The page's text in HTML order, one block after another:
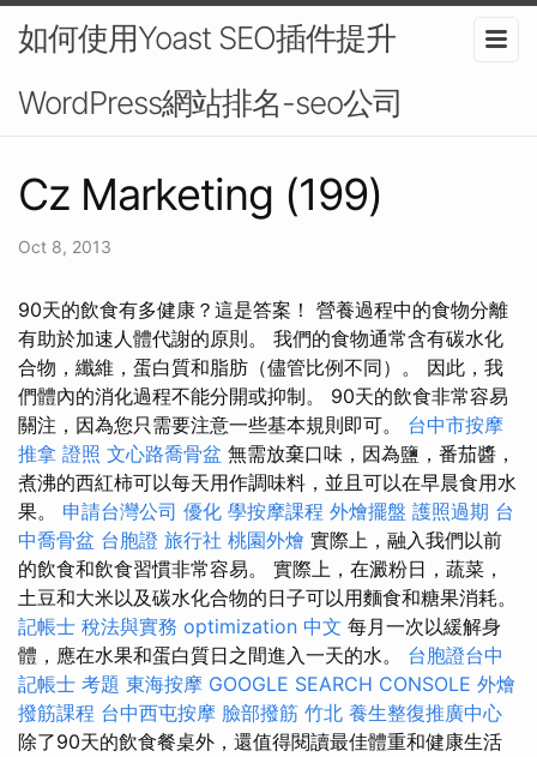
如何使用Yoast SEO插件提升
WordPress網站排名-seo公司
Cz Marketing (199)
Oct 8, 2013
90天的飲食有多健康？這是答案！ 營養過程中的食物分離
有助於加速人體代謝的原則。 我們的食物通常含有碳水化
合物，纖維，蛋白質和脂肪（儘管比例不同）。 因此，我
們體內的消化過程不能分開或抑制。 90天的飲食非常容易
關注，因為您只需要注意一些基本規則即可。 台中市按摩
推拿 證照 文心路喬骨盆 無需放棄口味，因為鹽，番茄醬，
煮沸的西紅柿可以每天用作調味料，並且可以在早晨食用水
果。 申請台灣公司 優化 學按摩課程 外燴擺盤 護照過期 台
中喬骨盆 台胞證 旅行社 桃園外燴 實際上，融入我們以前
的飲食和飲食習慣非常容易。 實際上，在澱粉日，蔬菜，
土豆和大米以及碳水化合物的日子可以用麵食和糖果消耗。
記帳士 稅法與實務 optimization 中文 每月一次以緩解身
體，應在水果和蛋白質日之間進入一天的水。 台胞證台中
記帳士 考題 東海按摩 GOOGLE SEARCH CONSOLE 外燴
撥筋課程 台中西屯按摩 臉部撥筋 竹北 養生整復推廣中心
除了90天的飲食餐桌外，還值得閱讀最佳體重和健康生活